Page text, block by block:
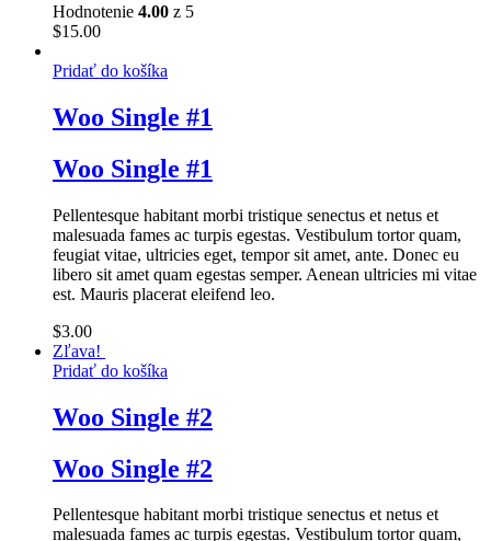
Hodnotenie 4.00 z 5
$15.00
Pridať do košíka
Woo Single #1
Woo Single #1
Pellentesque habitant morbi tristique senectus et netus et
malesuada fames ac turpis egestas. Vestibulum tortor quam,
feugiat vitae, ultricies eget, tempor sit amet, ante. Donec eu
libero sit amet quam egestas semper. Aenean ultricies mi vitae
est. Mauris placerat eleifend leo.
$3.00
Zľava!
Pridať do košíka
Woo Single #2
Woo Single #2
Pellentesque habitant morbi tristique senectus et netus et
malesuada fames ac turpis egestas. Vestibulum tortor quam,